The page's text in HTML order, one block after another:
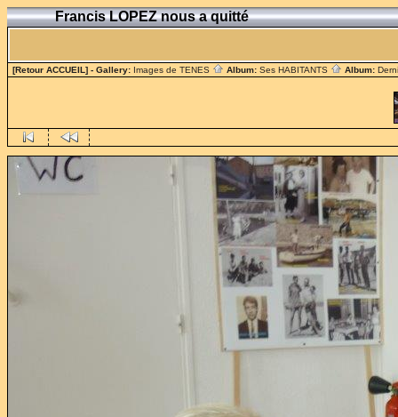
Francis LOPEZ nous a quitté
[Retour ACCUEIL] - Gallery: Images de TENES Album: Ses HABITANTS Album: